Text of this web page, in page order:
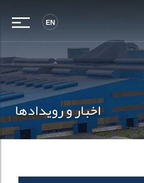
EN
اخبار و رویدادها